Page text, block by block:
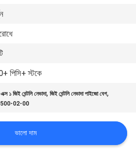
পিসি+ স্টকে
১ জিই বেন্টলি নেভাদা,জিই বেন্টলি নেভাদা পাইজো বেগ,
02-00
ভালো দাম